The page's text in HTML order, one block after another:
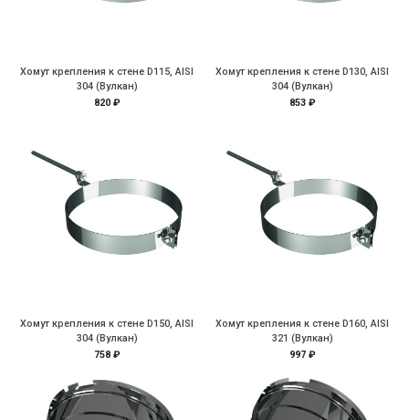
Хомут крепления к стене D115, AISI
304 (Вулкан)
820 ₽
Хомут крепления к стене D130, AISI
304 (Вулкан)
853 ₽
Хомут крепления к стене D150, AISI
304 (Вулкан)
758 ₽
Хомут крепления к стене D160, AISI
321 (Вулкан)
997 ₽